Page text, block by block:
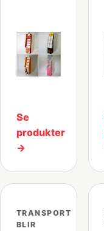
Se
produkter
→
TRANSPORT
BLIR